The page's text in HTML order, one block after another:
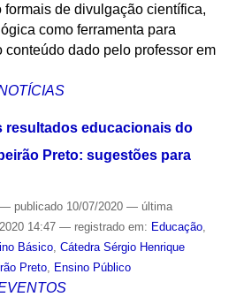
formais de divulgação científica,
como ferramenta para
conteúdo dado pelo professor em
resultados educacionais do
Preto: sugestões para
— publicado10/07/2020 — última
14:47 — registrado em: Educação,
Básico, Cátedra Sérgio Henrique
Preto, Ensino Público